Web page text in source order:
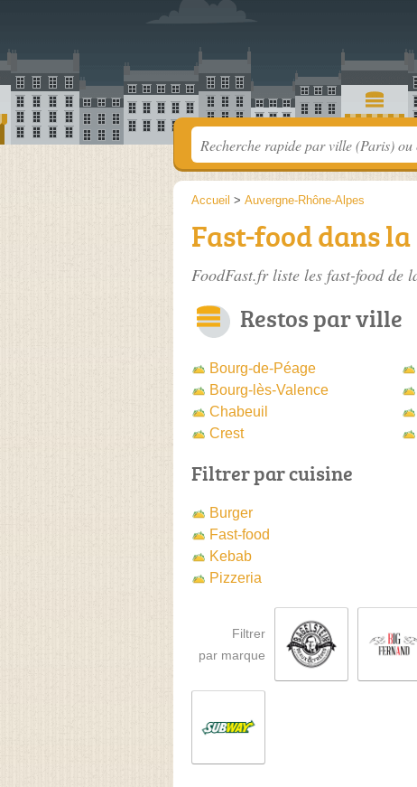
Accueil > Auvergne-Rhône-Alpes
Fast-food dans
FoodFast.fr liste les fast-food de
Restos par ville
Bourg-de-Péage
Bourg-lès-Valence
Chabeuil
Crest
Filtrer par cuisine
Burger
Fast-food
Kebab
Pizzeria
Filtrer
par marque